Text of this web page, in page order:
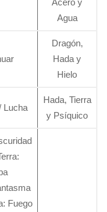
Acero y
Agua
Dragón,
Hada y
Hielo
Lucha
Hada, Tierra
y Psíquico
Fuego